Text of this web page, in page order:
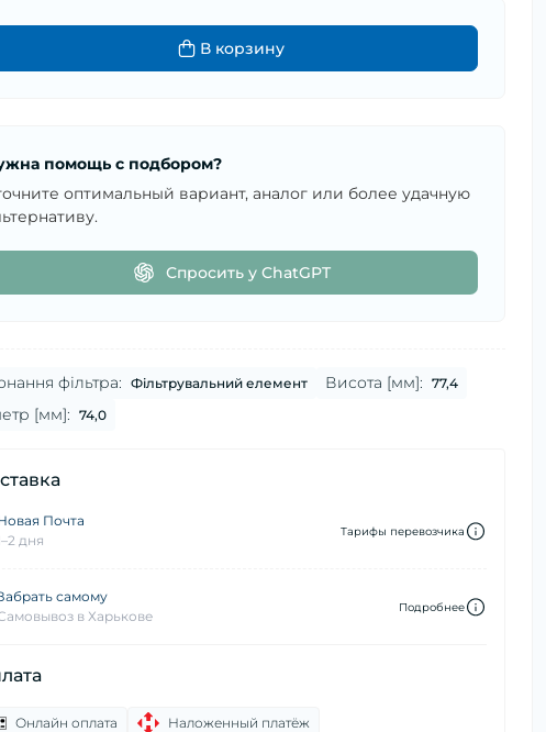
В корзину
помощь с подбором?
оптимальный вариант, аналог или более удачную
Спросить у ChatGPT
фільтра: Фільтрувальний елемент Висота [мм]: 77,4
[мм]: 74,0
Почта
дня
Тарифы перевозчика
самому
в Харькове
Подробнее
Онлайн оплата
Наложенный платёж